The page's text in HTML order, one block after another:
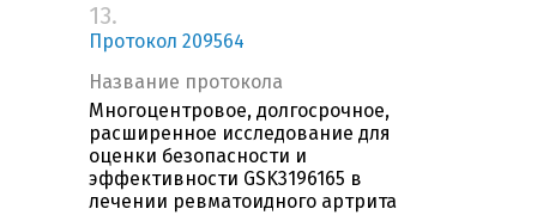
13.
Протокол 209564
Название протокола
Многоцентровое, долгосрочное,
расширенное исследование для
оценки безопасности и
эффективности GSK3196165 в
лечении ревматоидного артрита